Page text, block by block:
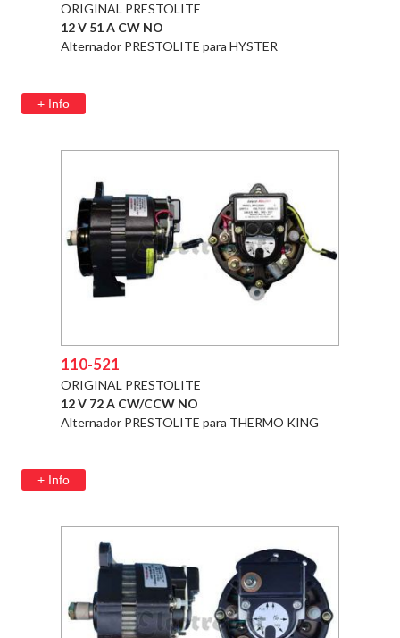
ORIGINAL PRESTOLITE
12 V 51 A CW NO
Alternador PRESTOLITE para HYSTER
+ Info
110-521
ORIGINAL PRESTOLITE
12 V 72 A CW/CCW NO
Alternador PRESTOLITE para THERMO KING
+ Info